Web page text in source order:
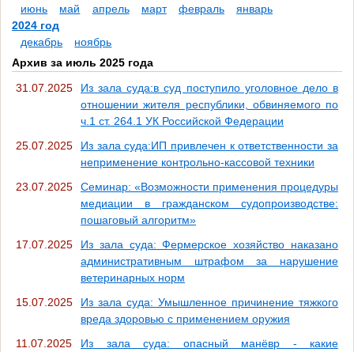
июнь
май апрель март февраль
январь
2024 год
декабрь
ноябрь
Архив за июль 2025 года
31.07.2025
Из зала суда:в суд поступило уголовное дело в
отношении жителя республики, обвиняемого по
ч.1 ст. 264.1 УК Российской Федерации
25.07.2025
Из зала суда:ИП привлечен к ответственности за
неприменение контрольно-кассовой техники
23.07.2025
Семинар: «Возможности применения процедуры
медиации в гражданском судопроизводстве:
пошаговый алгоритм»
17.07.2025
Из зала суда: Фермерское хозяйство наказано
административным штрафом за нарушение
ветеринарных норм
15.07.2025
Из зала суда: Умышленное причинение тяжкого
вреда здоровью с применением оружия
11.07.2025
Из зала суда: опасный манёвр - какие